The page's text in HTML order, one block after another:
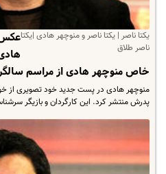
یکتا ناصر | یکتا ناصر و منوچهر هادی |‌یکتا
ناصر طلاق
خاص منوچهر هادی از مراسم
منوچهر هادی در پست جدید خود تصویری از
پدرش منتشر کرد. این کارگردان و بازیگر